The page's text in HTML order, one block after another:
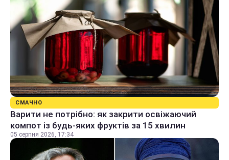
СМАЧНО
Варити не потрібно: як закрити освіжаючий
компот із будь-яких фруктів за 15 хвилин
05 серпня 2026, 17:34